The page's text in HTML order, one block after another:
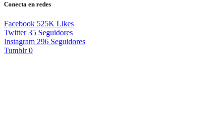
Conecta en redes
Facebook 525K Likes
Twitter 35 Seguidores
Instagram 296 Seguidores
Tumblr 0